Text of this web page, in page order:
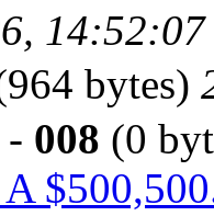
14:52:07
bytes)
- 008 (0